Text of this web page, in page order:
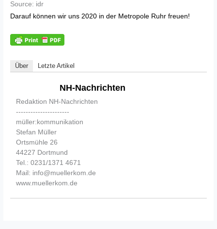
Source: idr
Darauf können wir uns 2020 in der Metropole Ruhr freuen!
Über Letzte Artikel
NH-Nachrichten
Redaktion NH-Nachrichten
----------------------
müller:kommunikation
Stefan Müller
Ortsmühle 26
44227 Dortmund
Tel.: 0231/1371 4671
Mail: info@muellerkom.de
www.muellerkom.de